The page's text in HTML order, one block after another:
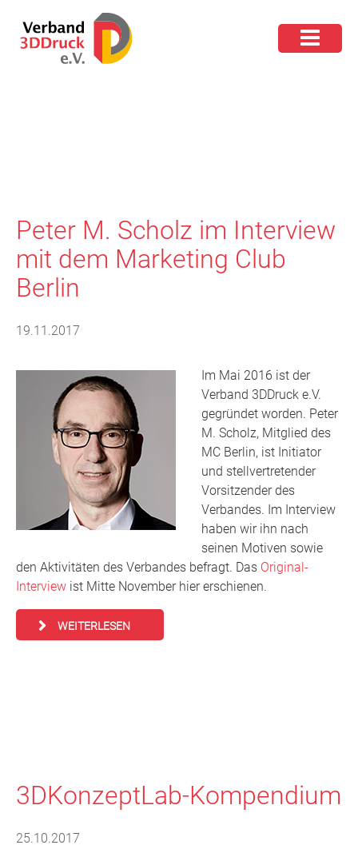
Peter M. Scholz im Interview
mit dem Marketing Club
Berlin
19.11.2017
Im Mai 2016 ist der
Verband 3DDruck e.V.
gegründet worden. Peter
M. Scholz, Mitglied des
MC Berlin, ist Initiator
und stellvertretender
Vorsitzender des
Verbandes. Im Interview
haben wir ihn nach
seinen Motiven sowie
den Aktivitäten des Verbandes befragt. Das Original-
Interview ist Mitte November hier erschienen.
WEITERLESEN
3DKonzeptLab-Kompendium
25.10.2017